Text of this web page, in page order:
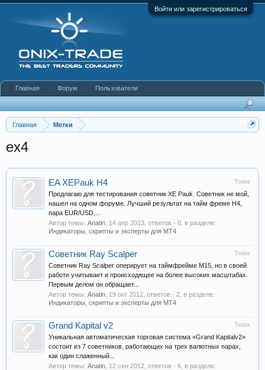
Войти или зарегистрироваться
Главная Метки
ex4
Тема
EA XEPauk H4
Предлагаю для тестирования советник XE Pauk. Советник не мой,
нашел на одном форуме. Лучший результат на тайм фреме Н4,
пара EUR/USD,...
Автор темы: Anatin 14 апр 2013 , ответов - 0, в разделе:
Индикаторы, скрипты и эксперты для МТ4
Тема
Советник Ray Scalper
Советник Ray Scalper оперирует на таймфрейме М15, но в своей
работе учитывает и происходящее на более высоких масштабах.
Первым делом он обращает...
Автор темы: Anatin 19 окт 2012 , ответов - 2, в разделе:
Индикаторы, скрипты и эксперты для МТ4
Тема
Grand Kapital v2
Уникальная автоматическая торговая система «Grand Kapitalv2»
состоит из 7 советников, работающих на трех валютных парах,
как один слаженный...
Автор темы: Anatin 12 сен 2012 , ответов - 6, в разделе:
Главная Форум Пользователи